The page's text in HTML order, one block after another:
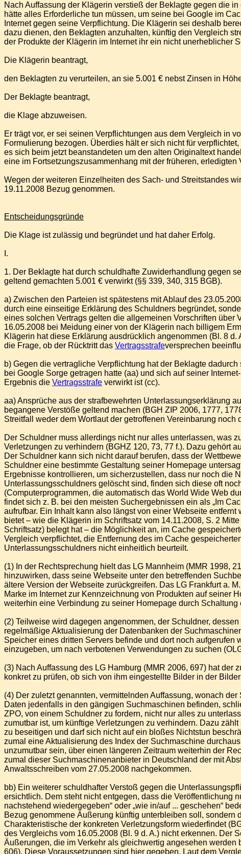
Nach Auffassung der Klägerin verstieß der Beklagte gegen die
hätte alles Erforderliche tun müssen, um seine bei Google im
Internet gegen seine Verpflichtung. Die Klägerin sei deshalb
dazu dienen, den Beklagten anzuhalten, künftig den Vergleich
der Produkte der Klägerin im Internet ihr ein nicht unerheblicher
Die Klägerin beantragt,
den Beklagten zu verurteilen, an sie 5.001 € nebst Zinsen in
Der Beklagte beantragt,
die Klage abzuweisen.
Er trägt vor, er sei seinen Verpflichtungen aus dem Vergleich in
Formulierung bezogen. Überdies hält er sich nicht für
es sich beim jetzt beanstandeten um den alten Originaltext
eine im Fortsetzungszusammenhang mit der früheren,
Wegen der weiteren Einzelheiten des Sach- und Streitstandes
19.11.2008 Bezug genommen.
Entscheidungsgründe
Die Klage ist zulässig und begründet und hat daher Erfolg.
I.
1. Der Beklagte hat durch schuldhafte Zuwiderhandlung gegen
geltend gemachten 5.001 € verwirkt (§§ 339, 340, 315 BGB).
a) Zwischen den Parteien ist spätestens mit Ablauf des
durch eine einseitige Erklärung des Schuldners begründet,
eines solchen Vertrags gelten die allgemeinen Vorschriften
16.05.2008 bei Meidung einer von der Klägerin nach billigem
Klägerin hat diese Erklärung ausdrücklich angenommen (Bl. 8
die Frage, ob der Rücktritt das Vertragsstrafeversprechen
b) Gegen die vertragliche Verpflichtung hat der Beklagte
bei Google Sorge getragen hatte (aa) und sich auf seiner
Ergebnis die Vertragsstrafe verwirkt ist (cc).
aa) Ansprüche aus der strafbewehrten Unterlassungserklärung
begangene Verstöße geltend machen (BGH ZIP 2006, 1777,
Streitfall weder dem Wortlaut der getroffenen Vereinbarung noch
Der Schuldner muss allerdings nicht nur alles unterlassen, was
Verletzungen zu verhindern (BGHZ 120, 73, 77 f.). Dazu gehört
Der Schuldner kann sich nicht darauf berufen, dass der
Schuldner eine bestimmte Gestaltung seiner Homepage
Ergebnisse kontrollieren, um sicherzustellen, dass nur noch die
Unterlassungsschuldners gelöscht sind, finden sich diese oft
(Computerprogrammen, die automatisch das World Wide Web
findet sich z. B. bei den meisten Suchergebnissen ein als „Im
aufrufbar. Ein Inhalt kann also längst von einer Webseite
bietet – wie die Klägerin im Schriftsatz vom 14.11.2008, S. 2
Schriftsatz) belegt hat – die Möglichkeit an, im Cache
Vergleich verpflichtet, die Entfernung des im Cache
Unterlassungsschuldners nicht einheitlich beurteilt.
(1) In der Rechtsprechung hielt das LG Mannheim (MMR 1998,
hinzuwirken, dass seine Webseite unter den betreffenden
ältere Version der Webseite zurückgreifen. Das LG Frankfurt a.
Marke im Internet zur Kennzeichnung von Produkten auf seiner
weiterhin eine Verbindung zu seiner Homepage durch
(2) Teilweise wird dagegen angenommen, der Schuldner,
regelmäßige Aktualisierung der Datenbanken der
Speicher eines dritten Servers befinde und dort noch
einzugeben, um nach verbotenen Verwendungen zu suchen
(3) Nach Auffassung des LG Hamburg (MMR 2006, 697) hat
konkret zu prüfen, ob sich von ihm eingestellte Bilder in der
(4) Der zuletzt genannten, vermittelnden Auffassung, wonach
Daten jedenfalls in den gängigen Suchmaschinen befinden,
ZPO, von einem Schuldner zu fordern, nicht nur alles zu
zumutbar ist, um künftige Verletzungen zu verhindern. Dazu
zu beseitigen und darf sich nicht auf ein bloßes Nichtstun
zumal eine Aktualisierung des Index der Suchmaschine
unzumutbar sein, über einen längeren Zeitraum weiterhin der
zumal dieser Suchmaschinenanbieter in Deutschland der mit
Anwaltsschreiben vom 27.05.2008 nachgekommen.
bb) Ein weiterer schuldhafter Verstoß gegen die
ersichtlich. Dem steht nicht entgegen, dass die Veröffentlichung
nachstehend wiedergegeben“ oder „wie in/auf ... geschehen“
Bezug genommene Äußerung künftig unterbleiben soll,
Charakteristische der konkreten Verletzungsform wiederfindet
des Vergleichs vom 16.05.2008 (Bl. 9 d. A.) nicht erkennen. Der
Äußerungen, die im Verkehr als gleichwertig angesehen
606). Diese Voraussetzungen sind hier gegeben. Laut dem